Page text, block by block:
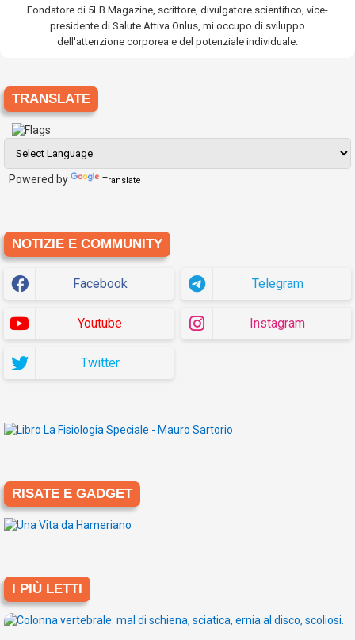
Fondatore di 5LB Magazine, scrittore, divulgatore scientifico, vice-
presidente di Salute Attiva Onlus, mi occupo di sviluppo
dell'attenzione corporea e del potenziale individuale.
TRANSLATE
Powered by Translate
NOTIZIE E COMMUNITY
Facebook Telegram
Youtube Instagram
Twitter
RISATE E GADGET
I PIÙ LETTI